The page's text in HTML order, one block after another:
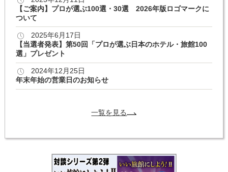
【ご案内】プロが選ぶ100選・30選 2026年版ロゴマークに
ついて
2025年6月17日
【当選者発表】第50回「プロが選ぶ日本のホテル・旅館100
選」プレゼント
2024年12月25日
年末年始の営業日のお知らせ
一覧を見る